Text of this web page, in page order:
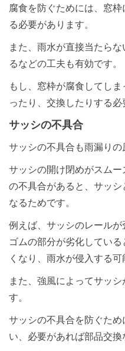
腐食を防ぐためには、窓
る必要があります。
また、雨水が直接当たら
るなどの工夫も有効です。
もし、窓枠が腐食してし
ったり、交換したりする必
サッシの不具合
サッシの不具合も雨漏りの
サッシの開け閉めがスム
の不具合があると、サッ
なるためです。
例えば、サッシのレール
ゴムの部分が劣化してい
くなり、雨水が侵入する可
また、強風によってサッ
す。
サッシの不具合を防ぐた
い、必要があれば部品交換